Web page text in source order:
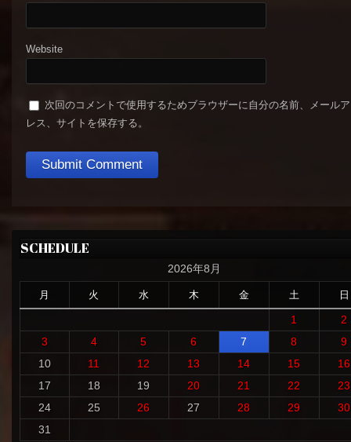
Website
次回のコメントで使用するためブラウザーに自分の名前、メール
レス、サイトを保存する。
SCHEDULE
2026年8月
月 火 水 木 金 土 日
1
2
3
4 5 6 7 8
9
10
11 12 13 14 15
16
17
18 19 20 21 22
23
24
25 26 27 28 29
30
31